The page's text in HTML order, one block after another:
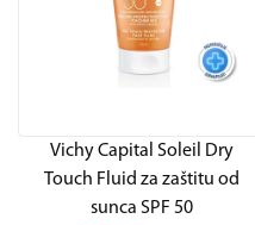
Vichy Capital Soleil Dry
Touch Fluid za zaštitu od
sunca SPF 50